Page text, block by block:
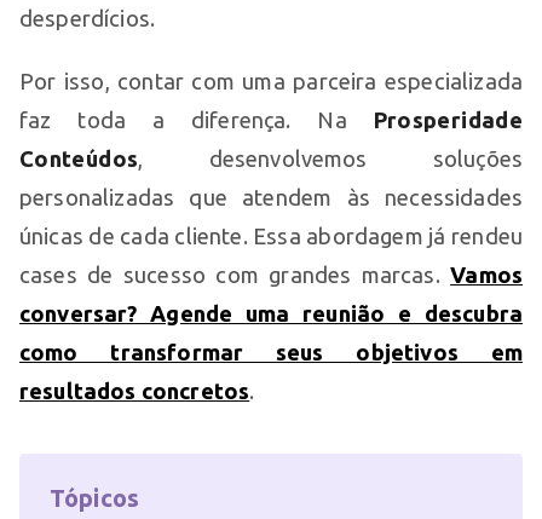
desperdícios.
Por isso, contar com uma parceira especializada
faz toda a diferença. Na Prosperidade
Conteúdos, desenvolvemos soluções
personalizadas que atendem às necessidades
únicas de cada cliente. Essa abordagem já rendeu
cases de sucesso com grandes marcas.Vamos
conversar? Agende uma reunião e descubra
como transformar seus objetivos em
resultados concretos.
Tópicos